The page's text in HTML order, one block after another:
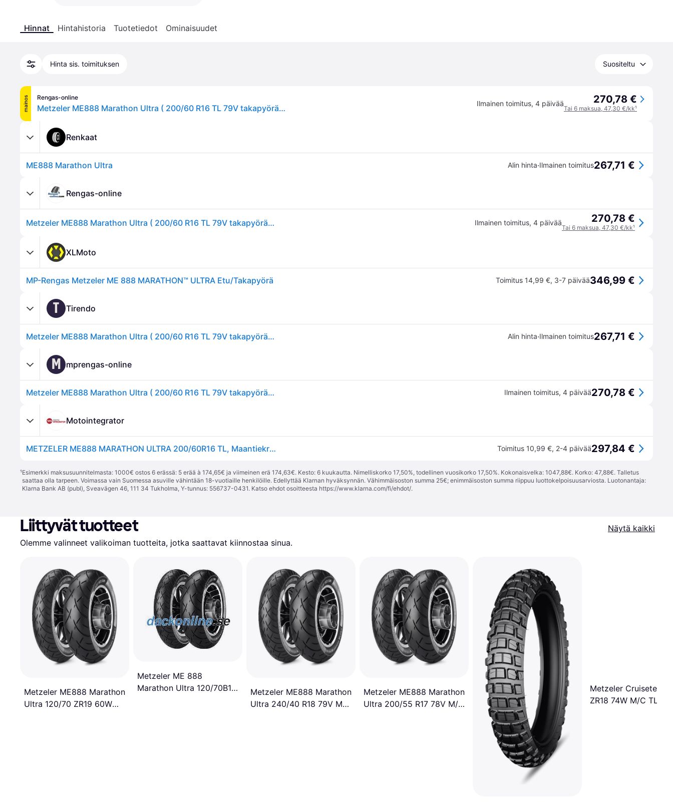
Hinnat Hintahistoria Tuotetiedot Ominaisuudet
Hinta sis. toimituksen Suositeltu
mainos Rengas-online
Metzeler ME888 Marathon Ultra ( 200/60 R16 TL 79V takapyörä, M/C ) Ilmainen toimitus, 4 päivää 270,78 €
Tai 6 maksua, 47,30 €/kk¹
Renkaat
ME888 Marathon Ultra Alin hinta·Ilmainen toimitus267,71 €
Rengas-online
Metzeler ME888 Marathon Ultra ( 200/60 R16 TL 79V takapyörä, M/C ) Ilmainen toimitus, 4 päivää 270,78 €
Tai 6 maksua, 47,30 €/kk¹
XLMoto
MP-Rengas Metzeler ME 888 MARATHON™ ULTRA Etu/Takapyörä Toimitus 14,99 €, 3-7 päivää346,99 €
T Tirendo
Metzeler ME888 Marathon Ultra ( 200/60 R16 TL 79V takapyörä, M/C ) Alin hinta·Ilmainen toimitus267,71 €
M mprengas-online
Metzeler ME888 Marathon Ultra ( 200/60 R16 TL 79V takapyörä, M/C ) Ilmainen toimitus, 4 päivää270,78 €
Motointegrator
METZELER ME888 MARATHON ULTRA 200/60R16 TL, Maantiekrengas takana Toimitus 10,99 €, 2-4 päivää297,84 €
¹Esimerkki maksusuunnitelmasta: 1000€ ostos 6 erässä: 5 erää à 174,65€ ja viimeinen erä 174,63€. Kesto: 6 kuukautta. Nimelliskorko 17,50%, todellinen vuosikorko 17,50%. Kokonaisvelka: 1047,88€. Korko: 47,88€. Talletus
saattaa olla tarpeen. Voimassa vain Suomessa asuville vähintään 18-vuotiaille henkilöille. Edellyttää Klarnan hyväksynnän. Vähimmäisoston summa 25€; enimmäisoston summa riippuu luottokelpoisuusarviosta. Luotonantaja:
Klarna Bank AB (publ), Sveavägen 46, 111 34 Tukholma, Y-tunnus: 556737-0431. Katso ehdot osoitteesta https://www.klarna.com/fi/ehdot/.
Liittyvät tuotteet
Näytä kaikki
Olemme valinneet valikoiman tuotteita, jotka saattavat kiinnostaa sinua.
Metzeler ME888 Marathon
Ultra 120/70 ZR19 60W
Metzeler ME 888
Marathon Ultra 120/70B17
Metzeler ME888 Marathon
Ultra 240/40 R18 79V M/C
Metzeler ME888 Marathon
Ultra 200/55 R17 78V M/C
Metzeler Cruisetec
ZR18 74W M/C TL